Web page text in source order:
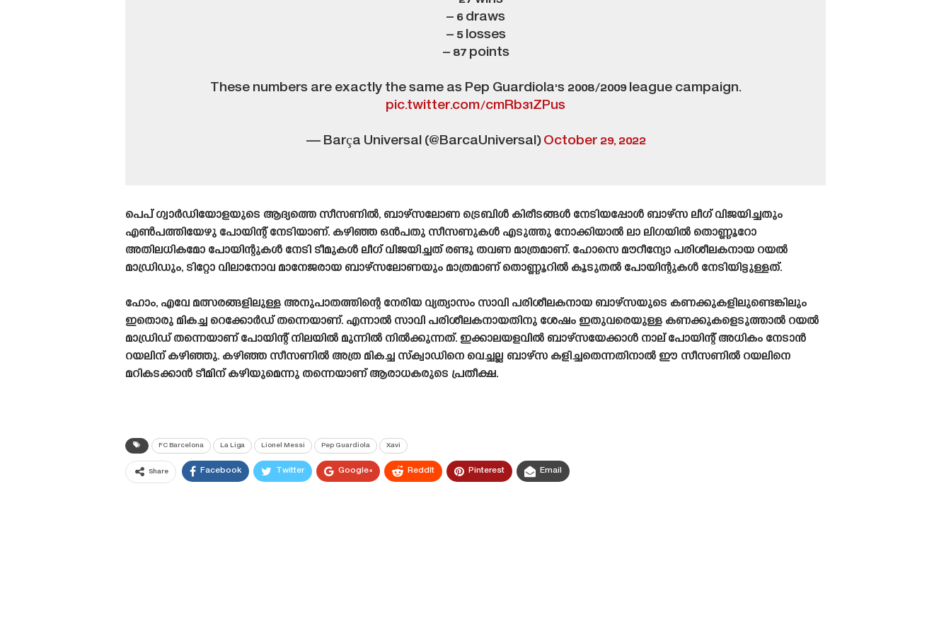
– 6 draws
– 5 losses
– 87 points
These numbers are exactly the same as Pep Guardiola's 2008/2009 league campaign.
pic.twitter.com/cmRb31ZPus
— Barça Universal (@BarcaUniversal)October 29, 2022
പെപ് ഗ്വാർഡിയോളയുടെ ആദ്യത്തെ സീസണിൽ, ബാഴ്‌സലോണ ട്രെബിൾ കിരീടങ്ങൾ നേടിയപ്പോൾ ബാഴ്‌സ ലീഗ് വിജയിച്ചതും
എൺപത്തിയേഴു പോയിന്റ് നേടിയാണ്. കഴിഞ്ഞ ഒൻപതു സീസണുകൾ എടുത്തു നോക്കിയാൽ ലാ ലിഗയിൽ തൊണ്ണൂറോ
അതിലധികമോ പോയിന്റുകൾ നേടി ടീമുകൾ ലീഗ് വിജയിച്ചത് രണ്ടു തവണ മാത്രമാണ്. ഹോസെ മൗറീന്യോ പരിശീലകനായ റയൽ
മാഡ്രിഡും, ടിറ്റോ വിലാനോവ മാനേജരായ ബാഴ്‌സലോണയും മാത്രമാണ് തൊണ്ണൂറിൽ കൂടുതൽ പോയിന്റുകൾ നേടിയിട്ടുള്ളത്.
ഹോം, എവേ മത്സരങ്ങളിലുള്ള അനുപാതത്തിന്റെ നേരിയ വ്യത്യാസം സാവി പരിശീലകനായ ബാഴ്‌സയുടെ കണക്കുകളിലുണ്ടെങ്കിലും
ഇതൊരു മികച്ച റെക്കോർഡ് തന്നെയാണ്. എന്നാൽ സാവി പരിശീലകനായതിനു ശേഷം ഇതുവരെയുള്ള കണക്കുകളെടുത്താൽ റയൽ
മാഡ്രിഡ് തന്നെയാണ് പോയിന്റ് നിലയിൽ മുന്നിൽ നിൽക്കുന്നത്. ഇക്കാലയളവിൽ ബാഴ്‌സയേക്കാൾ നാല് പോയിന്റ് അധികം നേടാൻ
റയലിന് കഴിഞ്ഞു. കഴിഞ്ഞ സീസണിൽ അത്ര മികച്ച സ്‌ക്വാഡിനെ വെച്ചല്ല ബാഴ്‌സ കളിച്ചതെന്നതിനാൽ ഈ സീസണിൽ റയലിനെ
മറികടക്കാൻ ടീമിന് കഴിയുമെന്നു തന്നെയാണ് ആരാധകരുടെ പ്രതീക്ഷ.
FC Barcelona La Liga Lionel Messi Pep Guardiola Xavi
Share Facebook Twitter Google+ ReddIt Pinterest Email